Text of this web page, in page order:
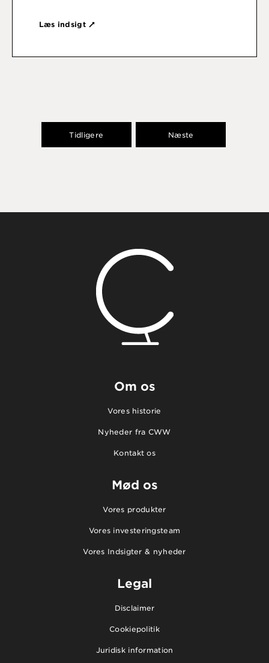
Læs indsigt
Tidligere Næste
Om os
Vores historie
Nyheder fra CWW
Kontakt os
Mød os
Vores produkter
Vores investeringsteam
Vores Indsigter & nyheder
Legal
Disclaimer
Cookiepolitik
Juridisk information